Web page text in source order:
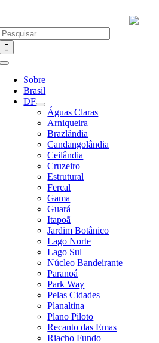
o
conteúdo
Alternar
Navegação
Sobre
Brasil
DF
Águas Claras
Arniqueira
Brazlândia
Candangolândia
Ceilândia
Cruzeiro
Estrutural
Fercal
Gama
Guará
Itapoã
Jardim Botânico
Lago Norte
Lago Sul
Núcleo Bandeirante
Paranoá
Park Way
Pelas Cidades
Planaltina
Plano Piloto
Recanto das Emas
Riacho Fundo